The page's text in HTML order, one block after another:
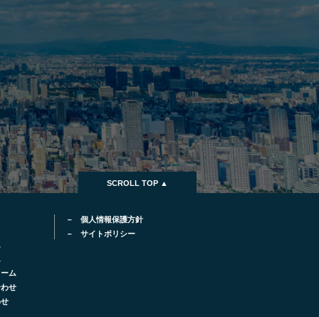
SCROLL TOP ▲
ム
せ
個人情報保護方針
サイトポリシー